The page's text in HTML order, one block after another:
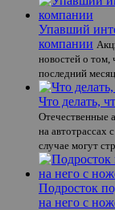
Упавший
компании
новостей о том,
последний
Что делать,
Отечественные
на автотрассах
случае могут
Подросток
на него с